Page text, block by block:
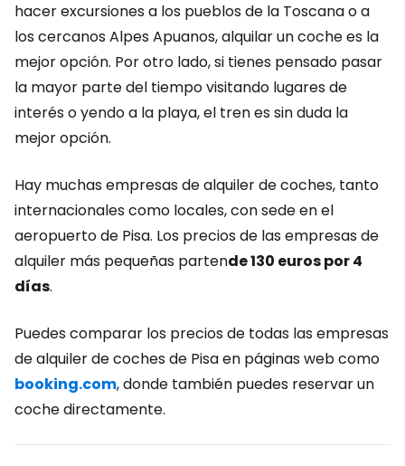
hacer excursiones a los pueblos de la Toscana o a
los cercanos Alpes Apuanos, alquilar un coche es la
mejor opción. Por otro lado, si tienes pensado pasar
la mayor parte del tiempo visitando lugares de
interés o yendo a la playa, el tren es sin duda la
mejor opción.
Hay muchas empresas de alquiler de coches, tanto
internacionales como locales, con sede en el
aeropuerto de Pisa. Los precios de las empresas de
alquiler más pequeñas partende 130 euros por 4
días.
Puedes comparar los precios de todas las empresas
de alquiler de coches de Pisa en páginas web como
booking.com, donde también puedes reservar un
coche directamente.